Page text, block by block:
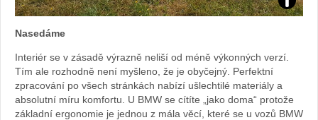
Zdroj:
BMW
Nasedáme
Interiér se v zásadě výrazně neliší od méně výkonných verzí.
Tím ale rozhodně není myšleno, že je obyčejný. Perfektní
zpracování po všech stránkách nabízí ušlechtilé materiály a
absolutní míru komfortu. U BMW se cítíte „jako doma“ protože
základní ergonomie je jednou z mála věcí, které se u vozů BMW